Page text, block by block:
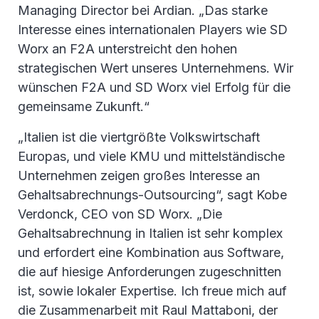
Managing Director bei Ardian. „Das starke
Interesse eines internationalen Players wie SD
Worx an F2A unterstreicht den hohen
strategischen Wert unseres Unternehmens. Wir
wünschen F2A und SD Worx viel Erfolg für die
gemeinsame Zukunft.“
„Italien ist die viertgrößte Volkswirtschaft
Europas, und viele KMU und mittelständische
Unternehmen zeigen großes Interesse an
Gehaltsabrechnungs-Outsourcing“, sagt Kobe
Verdonck, CEO von SD Worx. „Die
Gehaltsabrechnung in Italien ist sehr komplex
und erfordert eine Kombination aus Software,
die auf hiesige Anforderungen zugeschnitten
ist, sowie lokaler Expertise. Ich freue mich auf
die Zusammenarbeit mit Raul Mattaboni, der